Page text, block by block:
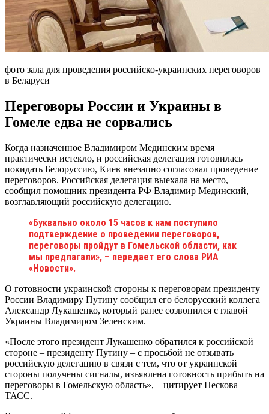
фото зала для проведения российско-украинских переговоров
в Беларуси
Переговоры России и Украины в
Гомеле едва не сорвались
Когда назначенное Владимиром Мединским время
практически истекло, и российская делегация готовилась
покидать Белоруссию, Киев внезапно согласовал проведение
переговоров. Российская делегация выехала на место,
сообщил помощник президента РФ Владимир Мединский,
возглавляющий российскую делегацию.
«Буквально около 15 часов к нам поступило
подтверждение о проведении переговоров,
переговоры пройдут в Гомельской области, как
мы предлагали», – передает его слова РИА
«Новости».
О готовности украинской стороны к переговорам президенту
России Владимиру Путину сообщил его белорусский коллега
Александр Лукашенко, который ранее созвонился с главой
Украины Владимиром Зеленским.
«После этого президент Лукашенко обратился к российской
стороне – президенту Путину – с просьбой не отзывать
российскую делегацию в связи с тем, что от украинской
стороны получены сигналы, изъявлена готовность прибыть на
переговоры в Гомельскую область», – цитирует Пескова
ТАСС.